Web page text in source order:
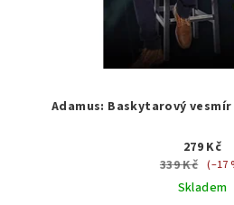
Adamus: Baskytarový
279 Kč
339 Kč (–17
Skladem